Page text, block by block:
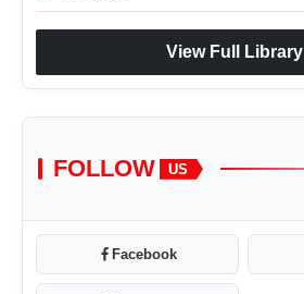
View Full Library
FOLLOW US
Facebook